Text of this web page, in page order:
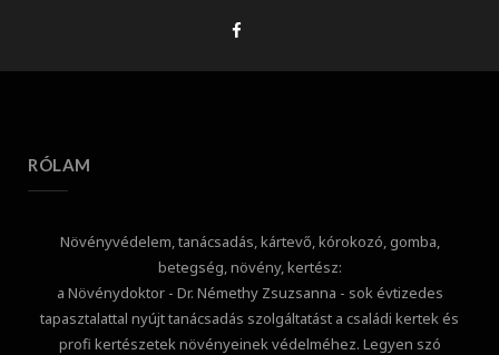
RÓLAM
Növényvédelem, tanácsadás, kártevő, kórokozó, gomba,
betegség, növény, kertész:
a Növénydoktor - Dr. Némethy Zsuzsanna - sok évtizedes
tapasztalattal nyújt tanácsadás szolgáltatást a családi kertek és
profi kertészetek növényeinek védelméhez. Legyen szó